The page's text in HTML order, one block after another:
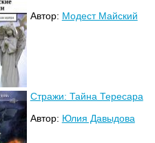
Автор: Модест Майский
Стражи: Тайна Тересара
Автор: Юлия Давыдова